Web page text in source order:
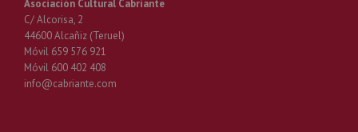
Asociación Cultural Cabriante
C/ Alcorisa, 2
44600 Alcañiz (Teruel)
Móvil 659 576 921
Móvil 600 402 408
info@cabriante.com